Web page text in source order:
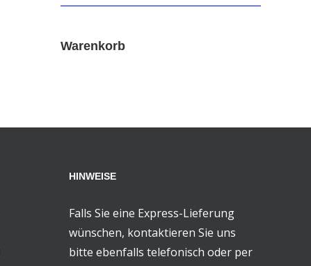
Warenkorb
HINWEISE
Falls Sie eine Express-Lieferung
wünschen, kontaktieren Sie uns
bitte ebenfalls telefonisch oder per